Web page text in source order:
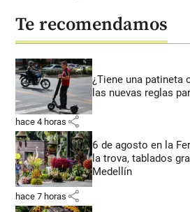
Te recomendamos
¿Tiene una patineta
las nuevas reglas
hace 4 horas share
6 de agosto en la
la trova, tablados
Medellín
hace 7 horas share